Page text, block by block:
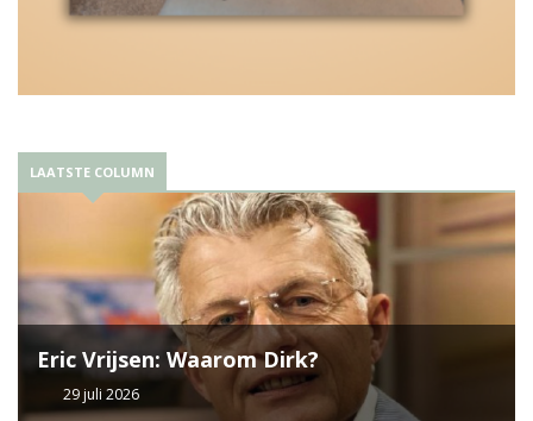
LAATSTE COLUMN
Eric Vrijsen: Waarom Dirk?
29 juli 2026